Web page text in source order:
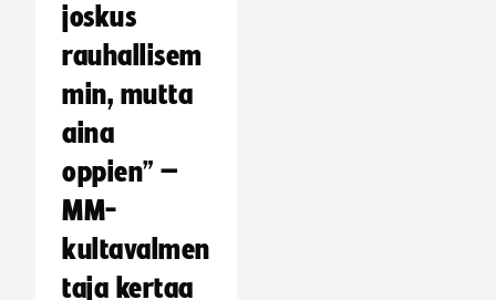
joskus
rauhallisem
min, mutta
aina
oppien” –
MM-
kultavalmen
taja kertaa